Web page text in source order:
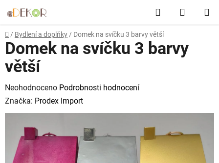
na
obsah
Hledat
KOŠÍK
Domů
/ Bydlení a doplňky / Domek na svíčku 3 barvy větší
Domek na svíčku 3 barvy
větší
Průměrné
hodnocení
produktu
Neohodnoceno Podrobnosti hodnocení
Značka: Prodex Import